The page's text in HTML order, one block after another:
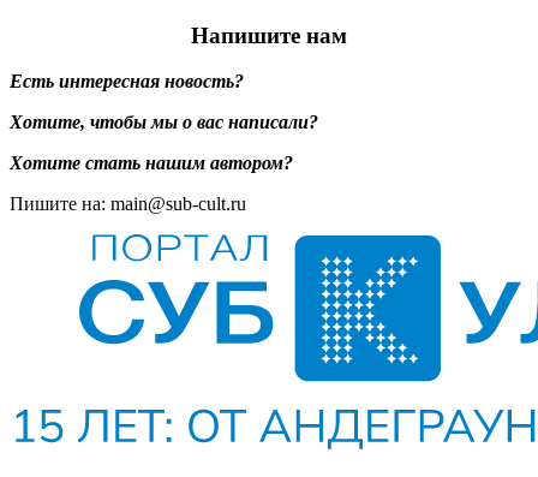
Напишите нам
Есть интересная новость?
Хотите, чтобы мы о вас написали?
Хотите стать нашим автором?
Пишите на: main@sub-cult.ru